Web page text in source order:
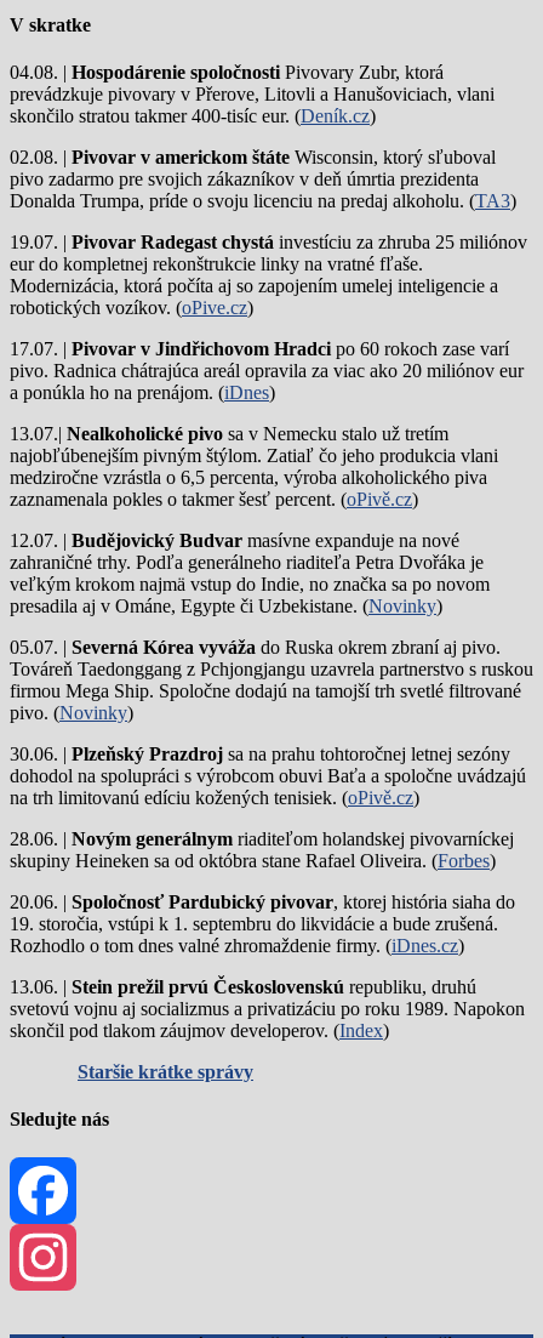
V skratke
04.08. | Hospodárenie spoločnosti Pivovary Zubr, ktorá
prevádzkuje pivovary v Přerove, Litovli a Hanušoviciach, vlani
skončilo stratou takmer 400-tisíc eur. (Deník.cz)
02.08. | Pivovar v americkom štáte Wisconsin, ktorý sľuboval
pivo zadarmo pre svojich zákazníkov v deň úmrtia prezidenta
Donalda Trumpa, príde o svoju licenciu na predaj alkoholu. (TA3)
19.07. | Pivovar Radegast chystá investíciu za zhruba 25 miliónov
eur do kompletnej rekonštrukcie linky na vratné fľaše.
Modernizácia, ktorá počíta aj so zapojením umelej inteligencie a
robotických vozíkov. (oPive.cz)
17.07. | Pivovar v Jindřichovom Hradci po 60 rokoch zase varí
pivo. Radnica chátrajúca areál opravila za viac ako 20 miliónov eur
a ponúkla ho na prenájom. (iDnes)
13.07.| Nealkoholické pivo sa v Nemecku stalo už tretím
najobľúbenejším pivným štýlom. Zatiaľ čo jeho produkcia vlani
medziročne vzrástla o 6,5 percenta, výroba alkoholického piva
zaznamenala pokles o takmer šesť percent. (oPivě.cz)
12.07. | Budějovický Budvar masívne expanduje na nové
zahraničné trhy. Podľa generálneho riaditeľa Petra Dvořáka je
veľkým krokom najmä vstup do Indie, no značka sa po novom
presadila aj v Ománe, Egypte či Uzbekistane. (Novinky)
05.07. | Severná Kórea vyváža do Ruska okrem zbraní aj pivo.
Továreň Taedonggang z Pchjongjangu uzavrela partnerstvo s ruskou
firmou Mega Ship. Spoločne dodajú na tamojší trh svetlé filtrované
pivo. (Novinky)
30.06. | Plzeňský Prazdroj sa na prahu tohtoročnej letnej sezóny
dohodol na spolupráci s výrobcom obuvi Baťa a spoločne uvádzajú
na trh limitovanú edíciu kožených tenisiek. (oPivě.cz)
28.06. | Novým generálnym riaditeľom holandskej pivovarníckej
skupiny Heineken sa od októbra stane Rafael Oliveira. (Forbes)
20.06. | Spoločnosť Pardubický pivovar, ktorej história siaha do
19. storočia, vstúpi k 1. septembru do likvidácie a bude zrušená.
Rozhodlo o tom dnes valné zhromaždenie firmy. (iDnes.cz)
13.06. | Stein prežil prvú Československú republiku, druhú
svetovú vojnu aj socializmus a privatizáciu po roku 1989. Napokon
skončil pod tlakom záujmov developerov. (Index)
Staršie krátke správy
Sledujte nás
Facebook